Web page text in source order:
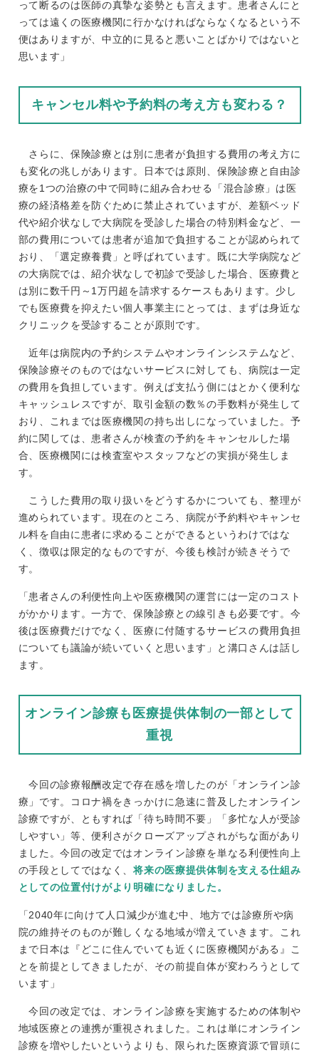
って断るのは医師の真摯な姿勢とも言えます。患者さんにと
っては遠くの医療機関に行かなければならなくなるという不
便はありますが、中立的に見ると悪いことばかりではないと
思います」
キャンセル料や予約料の考え方も変わる？
さらに、保険診療とは別に患者が負担する費用の考え方に
も変化の兆しがあります。日本では原則、保険診療と自由診
療を1つの治療の中で同時に組み合わせる「混合診療」は医
療の経済格差を防ぐために禁止されていますが、差額ベッド
代や紹介状なしで大病院を受診した場合の特別料金など、一
部の費用については患者が追加で負担することが認められて
おり、「選定療養費」と呼ばれています。既に大学病院など
の大病院では、紹介状なしで初診で受診した場合、医療費と
は別に数千円～1万円超を請求するケースもあります。少し
でも医療費を抑えたい個人事業主にとっては、まずは身近な
クリニックを受診することが原則です。
近年は病院内の予約システムやオンラインシステムなど、
保険診療そのものではないサービスに対しても、病院は一定
の費用を負担しています。例えば支払う側にはとかく便利な
キャッシュレスですが、取引金額の数％の手数料が発生して
おり、これまでは医療機関の持ち出しになっていました。予
約に関しては、患者さんが検査の予約をキャンセルした場
合、医療機関には検査室やスタッフなどの実損が発生しま
す。
こうした費用の取り扱いをどうするかについても、整理が
進められています。現在のところ、病院が予約料やキャンセ
ル料を自由に患者に求めることができるというわけではな
く、徴収は限定的なものですが、今後も検討が続きそうで
す。
「患者さんの利便性向上や医療機関の運営には一定のコスト
がかかります。一方で、保険診療との線引きも必要です。今
後は医療費だけでなく、医療に付随するサービスの費用負担
についても議論が続いていくと思います」と溝口さんは話し
ます。
オンライン診療も医療提供体制の一部として
重視
今回の診療報酬改定で存在感を増したのが「オンライン診
療」です。コロナ禍をきっかけに急速に普及したオンライン
診療ですが、ともすれば「待ち時間不要」「多忙な人が受診
しやすい」等、便利さがクローズアップされがちな面があり
ました。今回の改定ではオンライン診療を単なる利便性向上
の手段としてではなく、将来の医療提供体制を支える仕組み
としての位置付けがより明確になりました。
「2040年に向けて人口減少が進む中、地方では診療所や病
院の維持そのものが難しくなる地域が増えていきます。これ
まで日本は『どこに住んでいても近くに医療機関がある』こ
とを前提としてきましたが、その前提自体が変わろうとして
います」
今回の改定では、オンライン診療を実施するための体制や
地域医療との連携が重視されました。これは単にオンライン
診療を増やしたいというよりも、限られた医療資源で冒頭に